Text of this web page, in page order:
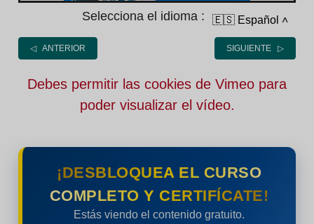
Selecciona el idioma : 🇪🇸 Español ˄
◁ ANTERIOR SIGUIENTE ▷
Debes permitir las cookies de Vimeo para
poder visualizar el vídeo.
¡DESBLOQUEA EL CURSO
COMPLETO Y CERTIFÍCATE!
Estás viendo el contenido gratuito.